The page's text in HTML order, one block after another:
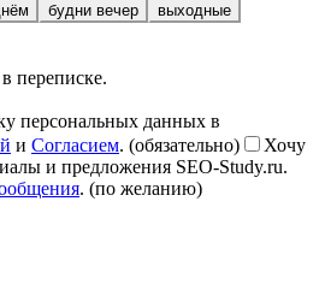
будни вечер
выходные
переписке.
персональных данных в
и Согласием. (обязательно)
Хочу
и предложения SEO-Study.ru.
. (по желанию)